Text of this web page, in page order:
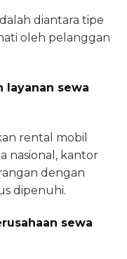
diantara tipe
oleh pelanggan
layanan sewa
rental mobil
nasional, kantor
dengan
dipenuhi.
sewa